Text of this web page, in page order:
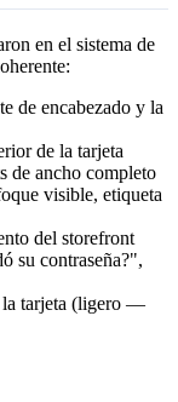
en el sistema de
de encabezado y la
de la tarjeta
de ancho completo
visible, etiqueta
del storefront
su contraseña?",
la tarjeta (ligero —